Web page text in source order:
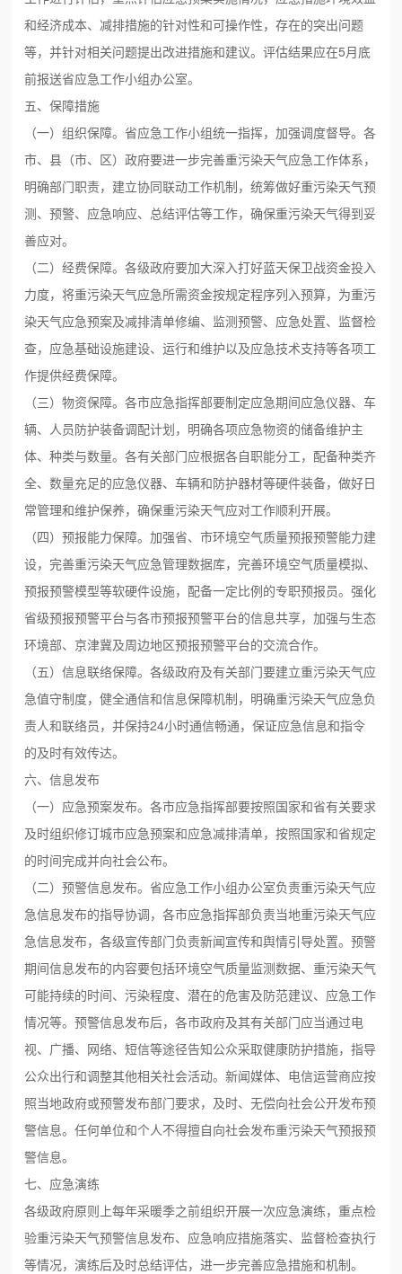
和经济成本、减排措施的针对性和可操作性，存在的突出问题
等，并针对相关问题提出改进措施和建议。评估结果应在5月底
前报送省应急工作小组办公室。
五、保障措施
（一）组织保障。省应急工作小组统一指挥，加强调度督导。各
市、县（市、区）政府要进一步完善重污染天气应急工作体系，
明确部门职责，建立协同联动工作机制，统筹做好重污染天气预
测、预警、应急响应、总结评估等工作，确保重污染天气得到妥
善应对。
（二）经费保障。各级政府要加大深入打好蓝天保卫战资金投入
力度，将重污染天气应急所需资金按规定程序列入预算，为重污
染天气应急预案及减排清单修编、监测预警、应急处置、监督检
查，应急基础设施建设、运行和维护以及应急技术支持等各项工
作提供经费保障。
（三）物资保障。各市应急指挥部要制定应急期间应急仪器、车
辆、人员防护装备调配计划，明确各项应急物资的储备维护主
体、种类与数量。各有关部门应根据各自职能分工，配备种类齐
全、数量充足的应急仪器、车辆和防护器材等硬件装备，做好日
常管理和维护保养，确保重污染天气应对工作顺利开展。
（四）预报能力保障。加强省、市环境空气质量预报预警能力建
设，完善重污染天气应急管理数据库，完善环境空气质量模拟、
预报预警模型等软硬件设施，配备一定比例的专职预报员。强化
省级预报预警平台与各市预报预警平台的信息共享，加强与生态
环境部、京津冀及周边地区预报预警平台的交流合作。
（五）信息联络保障。各级政府及有关部门要建立重污染天气应
急值守制度，健全通信和信息保障机制，明确重污染天气应急负
责人和联络员，并保持24小时通信畅通，保证应急信息和指令
的及时有效传达。
六、信息发布
（一）应急预案发布。各市应急指挥部要按照国家和省有关要求
及时组织修订城市应急预案和应急减排清单，按照国家和省规定
的时间完成并向社会公布。
（二）预警信息发布。省应急工作小组办公室负责重污染天气应
急信息发布的指导协调，各市应急指挥部负责当地重污染天气应
急信息发布，各级宣传部门负责新闻宣传和舆情引导处置。预警
期间信息发布的内容要包括环境空气质量监测数据、重污染天气
可能持续的时间、污染程度、潜在的危害及防范建议、应急工作
情况等。预警信息发布后，各市政府及其有关部门应当通过电
视、广播、网络、短信等途径告知公众采取健康防护措施，指导
公众出行和调整其他相关社会活动。新闻媒体、电信运营商应按
照当地政府或预警发布部门要求，及时、无偿向社会公开发布预
警信息。任何单位和个人不得擅自向社会发布重污染天气预报预
警信息。
七、应急演练
各级政府原则上每年采暖季之前组织开展一次应急演练，重点检
验重污染天气预警信息发布、应急响应措施落实、监督检查执行
等情况，演练后及时总结评估，进一步完善应急措施和机制。